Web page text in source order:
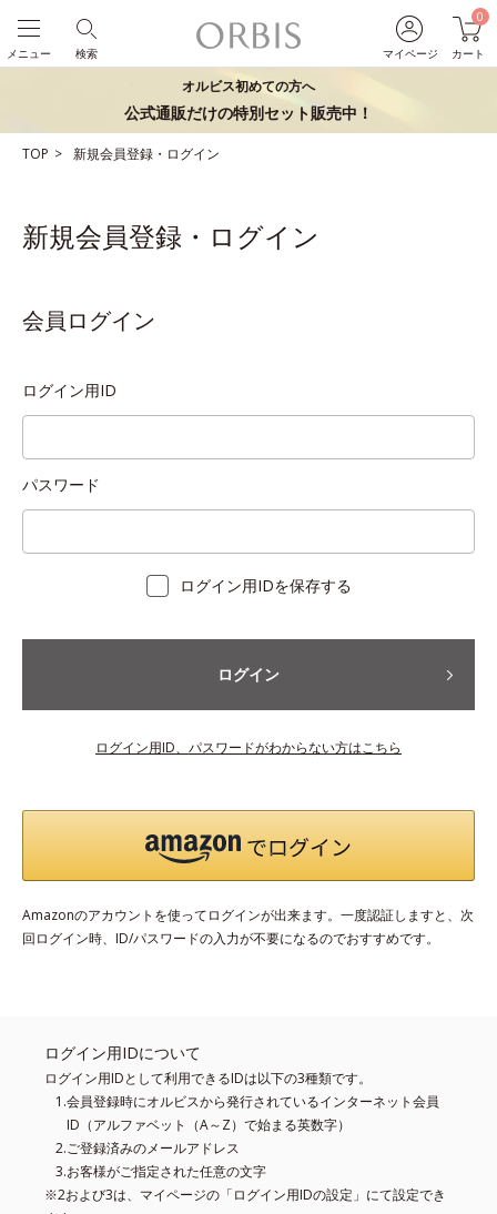
マイページ
0
カート
検索
メニュー
オルビス初めての方へ
公式通販だけの特別セット販売中！
TOP 新規会員登録・ログイン
新規会員登録・ログイン
会員ログイン
ログイン用ID
パスワード
ログイン用IDを保存する
ログイン
ログイン用ID、パスワードがわからない方はこちら
Amazonのアカウントを使ってログインが出来ます。一度認証しますと、次
回ログイン時、ID/パスワードの入力が不要になるのでおすすめです。
ログイン用IDについて
ログイン用IDとして利用できるIDは以下の3種類です。
会員登録時にオルビスから発行されているインターネット会員
ID（アルファベット（A～Z）で始まる英数字）
ご登録済みのメールアドレス
お客様がご指定された任意の文字
※2および3は、マイページの「ログイン用IDの設定」にて設定でき